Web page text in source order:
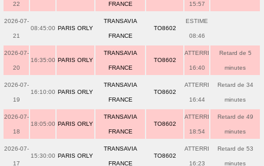
22 FRANCE 15:57
2026-07-
21
08:45:00 PARIS ORLY
TRANSAVIA
FRANCE
TO8602
ESTIME
08:46
2026-07-
20
16:35:00 PARIS ORLY
TRANSAVIA
FRANCE
TO8602
ATTERRI
16:40
Retard de 5
minutes
2026-07-
19
16:10:00 PARIS ORLY
TRANSAVIA
FRANCE
TO8602
ATTERRI
16:44
Retard de 34
minutes
2026-07-
18
18:05:00 PARIS ORLY
TRANSAVIA
FRANCE
TO8602
ATTERRI
18:54
Retard de 49
minutes
2026-07-
17
15:30:00 PARIS ORLY
TRANSAVIA
FRANCE
TO8602
ATTERRI
16:23
Retard de 53
minutes